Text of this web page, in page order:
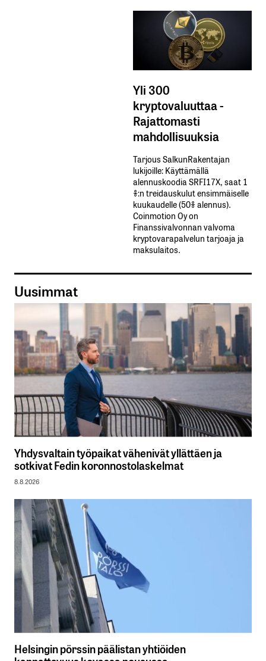
Yli 300
kryptovaluuttaa -
Rajattomasti
mahdollisuuksia
Tarjous SalkunRakentajan
lukijoille: Käyttämällä​ ​
alennuskoodia​ ​SRFI17X,​ ​saat​ ​1
%:n treidauskulut​ ​ensimmäiselle​ ​
kuukaudelle​ ​(50%​ ​alennus).
Coinmotion Oy on
Finanssivalvonnan valvoma
kryptovarapalvelun tarjoaja ja
maksulaitos.
Uusimmat
Yhdysvaltain työpaikat vähenivät yllättäen ja
sotkivat Fedin koronnostolaskelmat
8.8.2026
Helsingin pörssin päälistan yhtiöiden